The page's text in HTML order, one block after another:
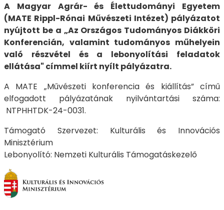
A Magyar Agrár- és Élettudományi Egyetem
(MATE Rippl-Rónai Művészeti Intézet) pályázatot
nyújtott be a „Az Országos Tudományos Diákköri
Konferencián, valamint tudományos műhelyein
való részvétel és a lebonyolítási feladatok
ellátása" címmel kiírt nyílt pályázatra.
A MATE „Művészeti konferencia és kiállítás” című
elfogadott pályázatának nyilvántartási száma:
NTPHHTDK-24-0031.
Támogató Szervezet: Kulturális és Innovációs
Minisztérium
Lebonyolító: Nemzeti Kulturális Támogatáskezelő